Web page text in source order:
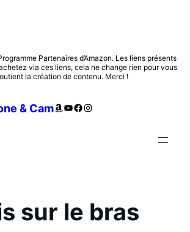
Partenaires d’Amazon. Les liens présents
via ces liens, cela ne change rien pour vous
la création de contenu. Merci !
& CamAmazon
YouTube
Facebook
Instagram
sur le bras